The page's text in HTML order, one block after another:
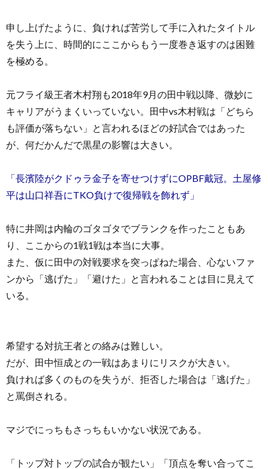
申し上げたように、負ければ苦労して手に入れたタイトル
を失う上に、時間的にここからもう一度巻き返すのは困難
を極める。
元フライ級王者木村翔も2018年9月の田中戦以降、微妙に
キャリアがうまくいっていない。田中vs木村戦は「どちら
も評価が落ちない」と言われるほどの好試合ではあった
が、何だかんだで黒星の影響は大きい。
「長濱陸がクドゥラ金子を寄せつけずにOPBF戴冠。土屋修
平は山口祥吾にTKO負けで復帰戦を飾れず」
特に井岡は内輪のゴタゴタでブランクを作ったこともあ
り、ここからの1戦1戦は本当に大事。
また、仮に田中の対戦要求を突っぱねた場合、心ないファ
ンから「逃げた」「避けた」と言われることは目に見えて
いる。
希望する対抗王者との絡みは難しい。
だが、田中恒成との一戦はあまりにリスクが大きい。
負ければ多くのものを失うが、拒否した場合は「逃げた」
と罵倒される。
マジでにっちもさっちもいかない状況である。
「トップ対トップの試合が観たい」「頂点を奪い合ってこ